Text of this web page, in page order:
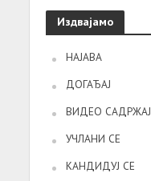
Издвајамо
НАЈАВА
ДОГАЂАЈ
ВИДЕО САДРЖАЈ
УЧЛАНИ СЕ
КАНДИДУЈ СЕ